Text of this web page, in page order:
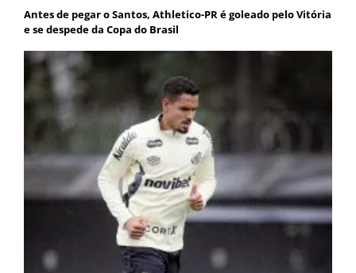
Antes de pegar o Santos, Athletico-PR é goleado pelo Vitória
e se despede da Copa do Brasil